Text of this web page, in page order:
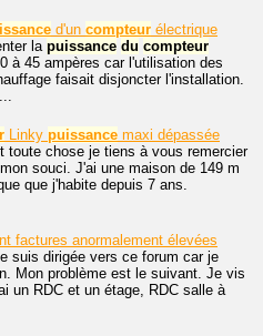
d'un compteur électrique
la puissance du compteur
à 45 ampères car l'utilisation des
faisait disjoncter l'installation.
Linky puissance maxi dépassée
toute chose je tiens à vous remercier
souci. J'ai une maison de 149 m
que j'habite depuis 7 ans.
factures anormalement élevées
suis dirigée vers ce forum car je
Mon problème est le suivant. Je vis
un RDC et un étage, RDC salle à